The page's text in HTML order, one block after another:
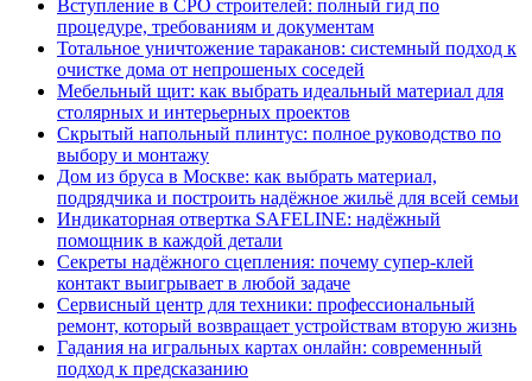
Вступление в СРО строителей: полный гид по
процедуре, требованиям и документам
Тотальное уничтожение тараканов: системный подход к
очистке дома от непрошеных соседей
Мебельный щит: как выбрать идеальный материал для
столярных и интерьерных проектов
Скрытый напольный плинтус: полное руководство по
выбору и монтажу
Дом из бруса в Москве: как выбрать материал,
подрядчика и построить надёжное жильё для всей семьи
Индикаторная отвертка SAFELINE: надёжный
помощник в каждой детали
Секреты надёжного сцепления: почему супер‑клей
контакт выигрывает в любой задаче
Сервисный центр для техники: профессиональный
ремонт, который возвращает устройствам вторую жизнь
Гадания на игральных картах онлайн: современный
подход к предсказанию